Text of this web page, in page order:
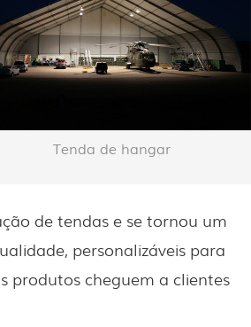
Tenda de hangar
de tendas e se tornou um
personalizáveis ​​para
produtos cheguem a clientes